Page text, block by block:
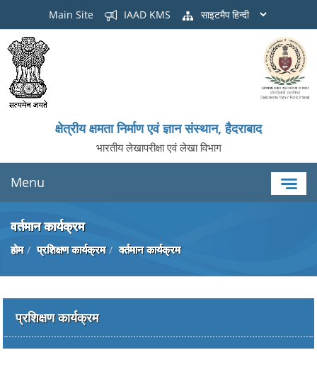
Main Site IAAD KMS साइटमैप
क्षेत्रीय क्षमता निर्माण एवं ज्ञान संस्थान, हैदराबाद
भारतीय लेखापरीक्षा एवं लेखा विभाग
Menu
वर्तमान कार्यक्रम
होम प्रशिक्षण कार्यक्रम वर्तमान कार्यक्रम
प्रशिक्षण कार्यक्रम